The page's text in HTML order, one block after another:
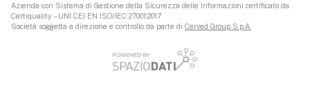
Azienda con Sistema di Gestione della Sicurezza delle Informazioni certificato da
Certiquality – UNI CEI EN ISO/IEC 27001:2017
Società soggetta a direzione e controllo da parte di Cerved Group S.p.A.